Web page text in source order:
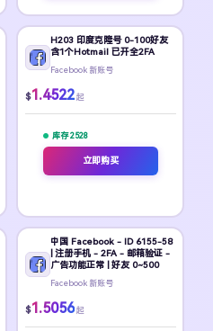
H203 印度克隆号 0-100好友
含1个Hotmail 已开全2FA
Facebook 新账号
$1.4522 起
库存 2528
立即购买
中国 Facebook - ID 6155-58
| 注册手机 - 2FA - 邮箱验证 -
广告功能正常 | 好友 0~500
Facebook 新账号
$1.5056 起